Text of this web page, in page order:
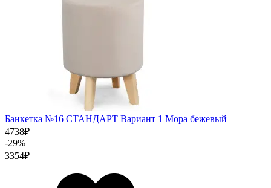
Банкетка №16 СТАНДАРТ Вариант 1 Мора бежевый
4738₽
-29%
3354₽